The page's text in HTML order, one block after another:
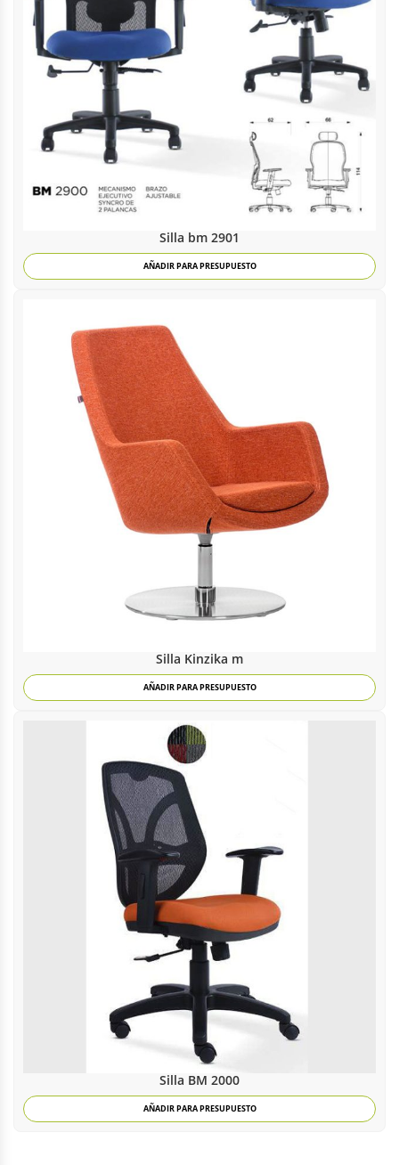
Silla bm 2901
AÑADIR PARA PRESUPUESTO
Silla Kinzika m
AÑADIR PARA PRESUPUESTO
Silla BM 2000
AÑADIR PARA PRESUPUESTO